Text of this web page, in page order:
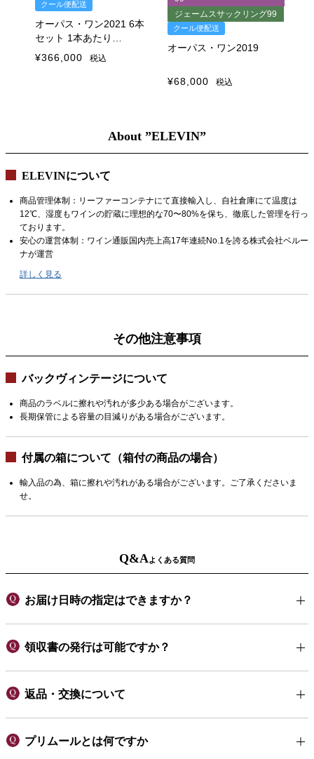
クール便配送
オーパス・ワン2021 6本
セット 1本あたり
￥61,000(税込)
¥366,000 税込
ジェームスサックリング99
クール便配送
オーパス・ワン2019
¥68,000 税込
About ”ELEVIN”
ELEVINについて
商品管理体制：リーファーコンテナにて直接輸入し、自社倉庫にて温度は
12℃、湿度もワインの貯蔵に理想的な70〜80%を保ち、徹底した管理を行っ
ております。
安心の運営体制：ワイン通販国内売上高17年連続No.1を誇る株式会社ベルー
ナが運営
詳しく見る
その他注意事項
バックヴィンテージについて
商品のラベルに擦れや汚れが多少ある場合がございます。
長期保管による容量の目減りがある場合がございます。
付属の箱について（箱付の商品の場合）
輸入品の為、箱に擦れや汚れがある場合がございます。ご了承くださいま
せ。
Q&Aよくある質問
お届け日時の指定はできますか？
領収書の発行は可能ですか？
返品・交換について
プリムールとは何ですか